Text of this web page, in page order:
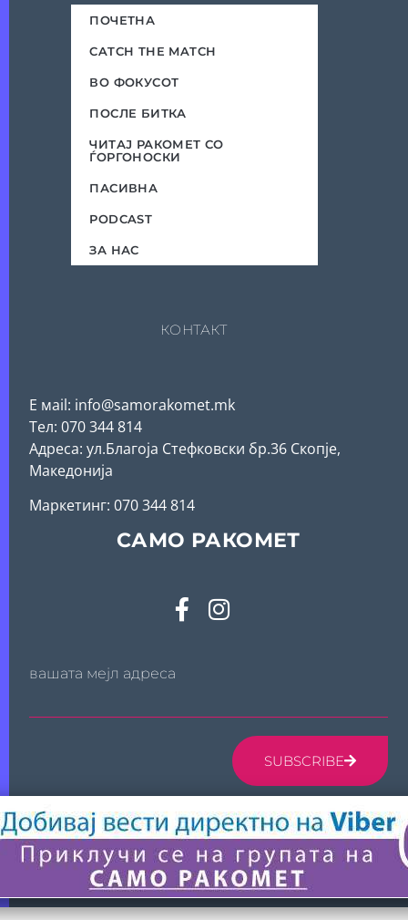
ПОЧЕТНА
CATCH THE MATCH
ВО ФОКУСОТ
ПОСЛЕ БИТКА
ЧИТАЈ РАКОМЕТ СО
ЃОРГОНОСКИ
ПАСИВНА
PODCAST
ЗА НАС
КОНТАКТ
Е мail: info@samorakomet.mk
Тел: 070 344 814
Адреса: ул.Благоја Стефковски бр.36 Скопје,
Македонија
Mаркетинг: 070 344 814
САМО РАКОМЕТ
вашата мејл адреса
SUBSCRIBE
© 2024 САМО РАКОМЕТ